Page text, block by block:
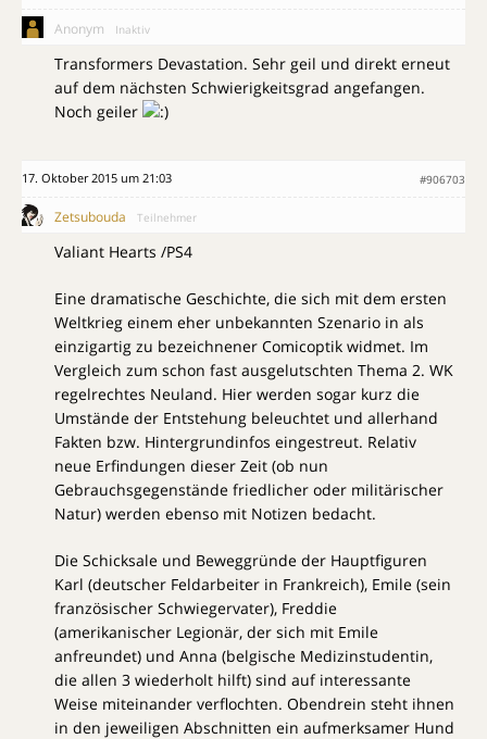
Anonym Inaktiv
Transformers Devastation. Sehr geil und direkt erneut
auf dem nächsten Schwierigkeitsgrad angefangen.
Noch geiler
17. Oktober 2015 um 21:03 #906703
Zetsubouda Teilnehmer
Valiant Hearts /PS4
Eine dramatische Geschichte, die sich mit dem ersten
Weltkrieg einem eher unbekannten Szenario in als
einzigartig zu bezeichnener Comicoptik widmet. Im
Vergleich zum schon fast ausgelutschten Thema 2. WK
regelrechtes Neuland. Hier werden sogar kurz die
Umstände der Entstehung beleuchtet und allerhand
Fakten bzw. Hintergrundinfos eingestreut. Relativ
neue Erfindungen dieser Zeit (ob nun
Gebrauchsgegenstände friedlicher oder militärischer
Natur) werden ebenso mit Notizen bedacht.
Die Schicksale und Beweggründe der Hauptfiguren
Karl (deutscher Feldarbeiter in Frankreich), Emile (sein
französischer Schwiegervater), Freddie
(amerikanischer Legionär, der sich mit Emile
anfreundet) und Anna (belgische Medizinstudentin,
die allen 3 wiederholt hilft) sind auf interessante
Weise miteinander verflochten. Obendrein steht ihnen
in den jeweiligen Abschnitten ein aufmerksamer Hund